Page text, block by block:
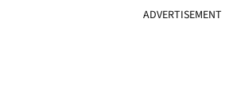
ADVERTISEMENT